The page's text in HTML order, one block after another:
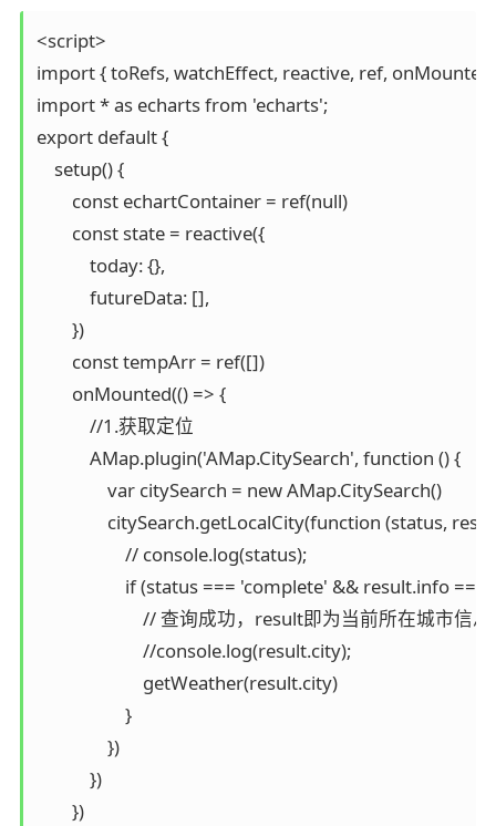
<script>
import { toRefs, watchEffect, reactive, ref,
import * as echarts from 'echarts';
export default {
    setup() {
        const echartContainer = ref(null)
        const state = reactive({
            today: {},
            futureData: [],
        })
        const tempArr = ref([])
        onMounted(() => {
            //1.获取定位
            AMap.plugin('AMap.CitySearch', function () {
                var citySearch = new AMap.CitySearch()
citySearch.getLocalCity(function (status,
                    // console.log(status);
if (status === 'complete' && result.info ===
                        // 查询成功，result即为当前所在城市信息
                        //console.log(result.city);
                        getWeather(result.city)
                    }
                })
            })
        })